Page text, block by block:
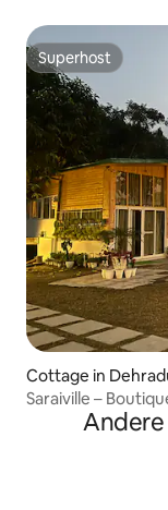
Superhost
Superhost
Cottage in
Saraiville –